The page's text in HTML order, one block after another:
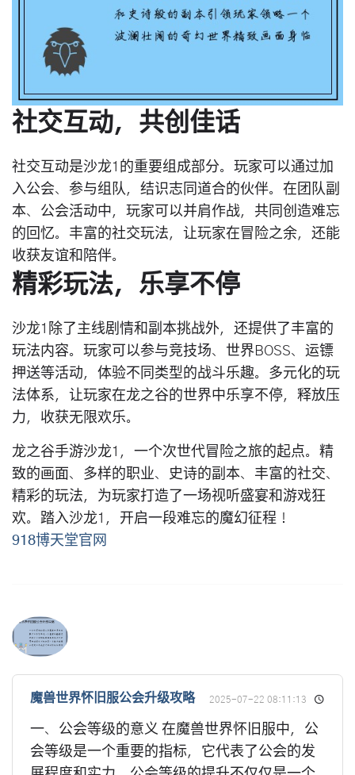
社交互动，共创佳话
社交互动是沙龙1的重要组成部分。玩家可以通过加
入公会、参与组队，结识志同道合的伙伴。在团队副
本、公会活动中，玩家可以并肩作战，共同创造难忘
的回忆。丰富的社交玩法，让玩家在冒险之余，还能
收获友谊和陪伴。
精彩玩法，乐享不停
沙龙1除了主线剧情和副本挑战外，还提供了丰富的
玩法内容。玩家可以参与竞技场、世界BOSS、运镖
押送等活动，体验不同类型的战斗乐趣。多元化的玩
法体系，让玩家在龙之谷的世界中乐享不停，释放压
力，收获无限欢乐。
龙之谷手游沙龙1，一个次世代冒险之旅的起点。精
致的画面、多样的职业、史诗的副本、丰富的社交、
精彩的玩法，为玩家打造了一场视听盛宴和游戏狂
欢。踏入沙龙1，开启一段难忘的魔幻征程！
918博天堂官网
魔兽世界怀旧服公会升级攻略 2025-07-22 08:11:13
一、公会等级的意义 在魔兽世界怀旧服中，公
会等级是一个重要的指标，它代表了公会的发